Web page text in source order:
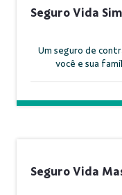
Seguro Vida
Um seguro de
você e sua
Seguro Vida